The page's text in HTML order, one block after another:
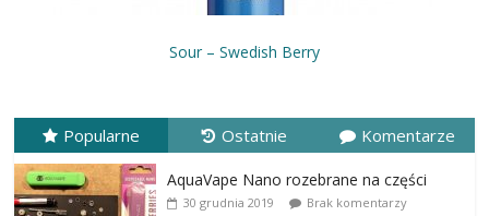
Sour – Swedish Berry
Popularne Ostatnie Komentarze
AquaVape Nano rozebrane na części
30 grudnia 2019 Brak komentarzy